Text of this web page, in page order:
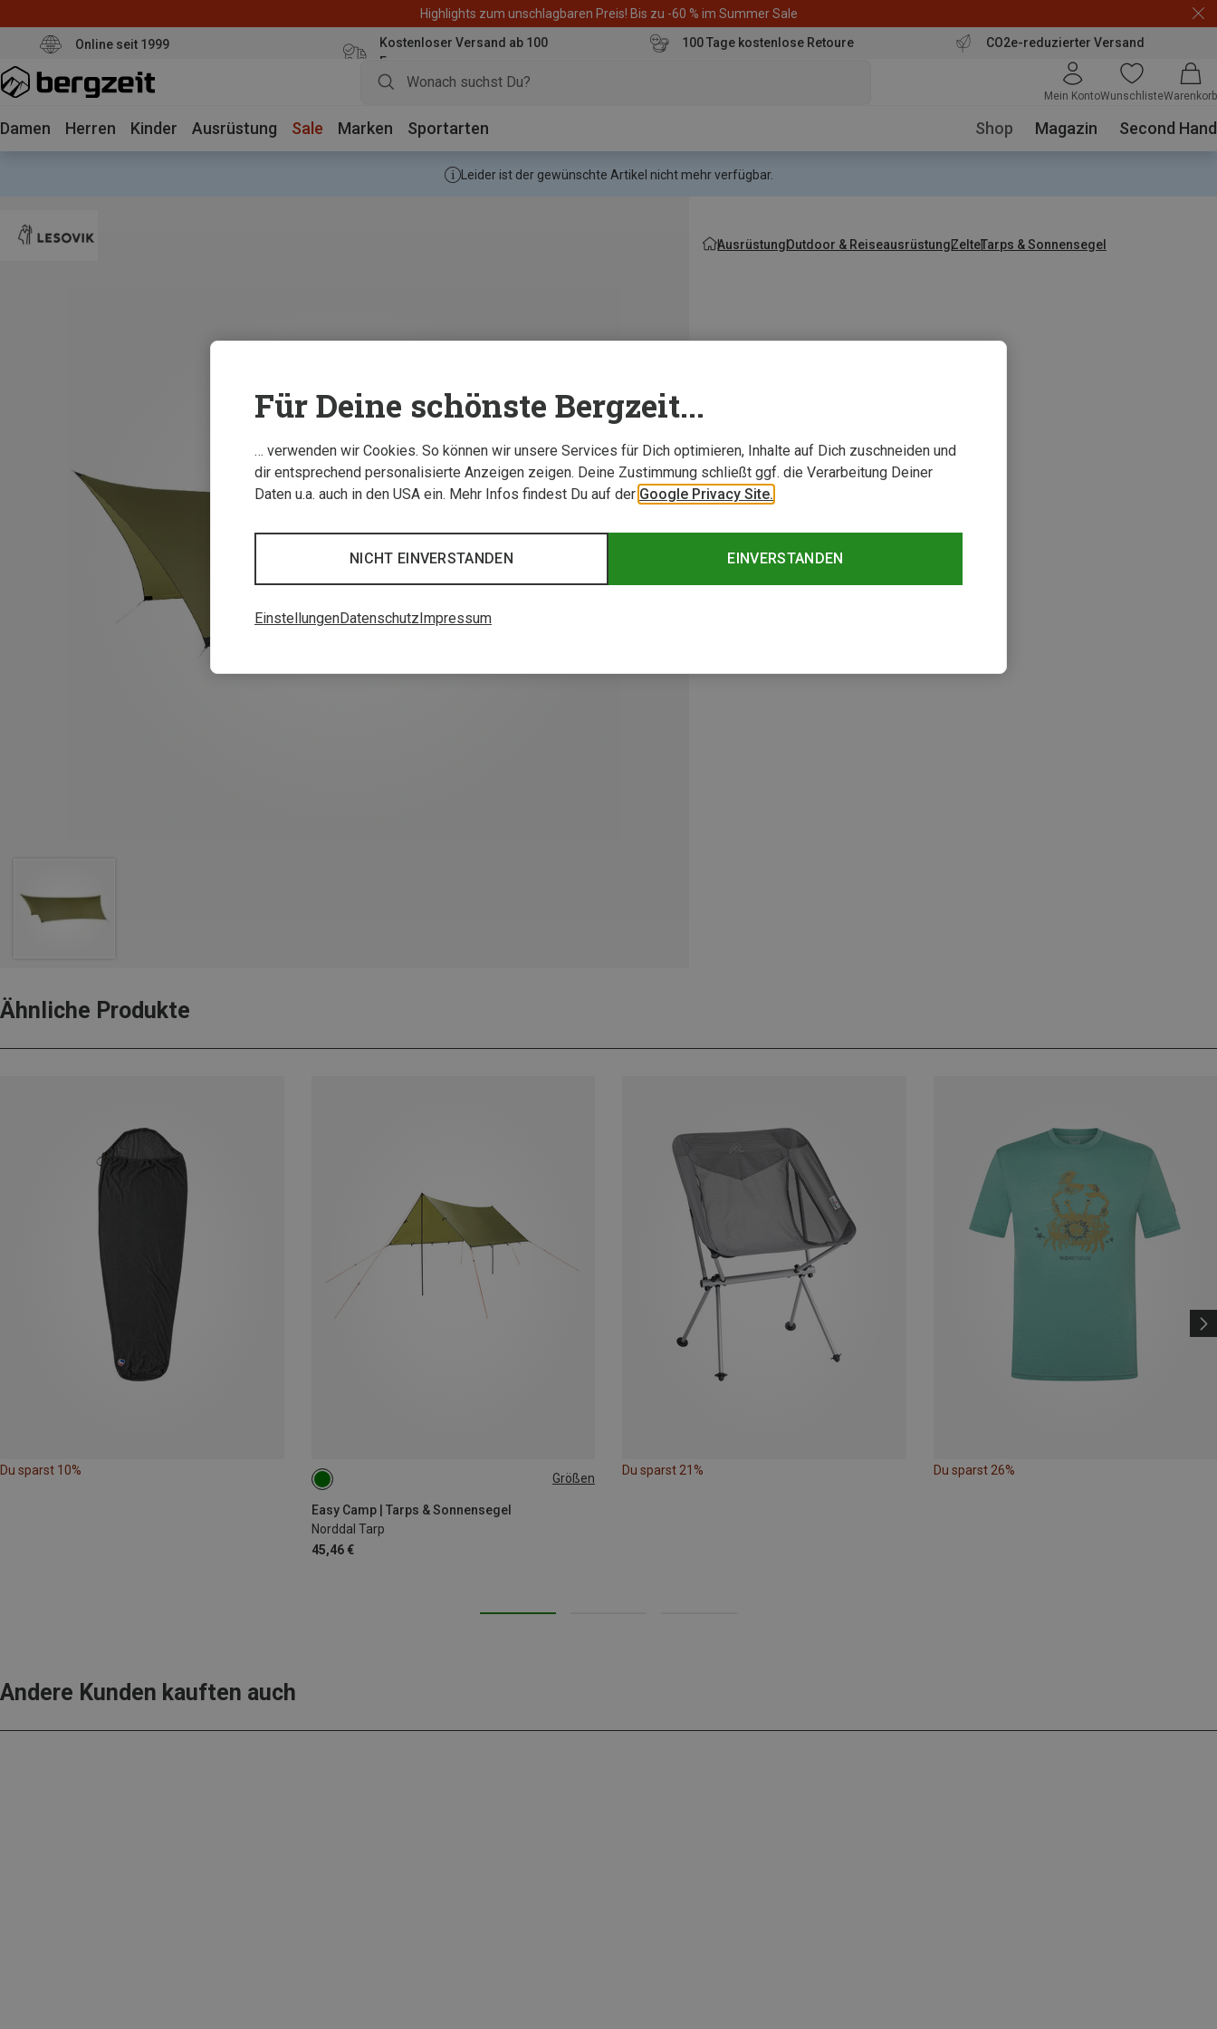
Highlights zum unschlagbaren Preis! Bis zu -60 % im Summer Sale
Online seit 1999
Kostenloser Versand ab 100
Euro
100 Tage kostenlose Retoure CO2e-reduzierter Versand
Mein KontoWunschlisteWarenkorb
Damen Herren Kinder Ausrüstung Sale Marken Sportarten Shop Magazin Second Hand
Leider ist der gewünschte Artikel nicht mehr verfügbar.
AusrüstungOutdoor & ReiseausrüstungZelteTarps & Sonnensegel
Ähnliche Produkte
Du sparst 10%
Größen
Easy Camp | Tarps & Sonnensegel
Norddal Tarp
45,46 €
3X3
Du sparst 21% Du sparst 26%
Andere Kunden kauften auch
Für Deine schönste Bergzeit...
… verwenden wir Cookies. So können wir unsere Services für Dich optimieren, Inhalte auf Dich zuschneiden und
dir entsprechend personalisierte Anzeigen zeigen. Deine Zustimmung schließt ggf. die Verarbeitung Deiner
Daten u.a. auch in den USA ein. Mehr Infos findest Du auf der Google Privacy Site.
EINVERSTANDEN
NICHT EINVERSTANDEN
EinstellungenDatenschutzImpressum